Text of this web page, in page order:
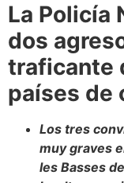
La Policía
dos
traficante
países de
Los tres
muy graves
les Basses